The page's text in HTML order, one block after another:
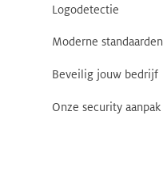
Logodetectie
Moderne standaarden
Beveilig jouw bedrijf
Onze security aanpak